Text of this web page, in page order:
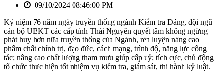
09/10/2024 08:46:00 PM
Kỷ niệm 76 năm ngày truyền thống ngành Kiểm tra Đảng, đội ngũ
cán bộ UBKT các cấp tỉnh Thái Nguyên quyết tâm không ngừng
phát huy hơn nữa truyền thống của Ngành, rèn luyện nâng cao
phẩm chất chính trị, đạo đức, cách mạng, trình độ, năng lực công
tác; nâng cao chất lượng tham mưu giúp cấp uỷ; tích cực, chủ động
tổ chức thực hiện tốt nhiệm vụ kiểm tra, giám sát, thi hành kỷ luật.